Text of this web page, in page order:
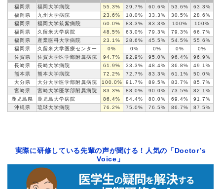
福岡県
福岡大学病院 55.3% 29.7% 60.6% 53.6%
63.3%
福岡県
九州大学病院 23.6% 18.0% 33.3% 30.5%
28.6%
福岡県
福岡大学筑紫病院 60.0% 83.3% 83.3% 100%
100%
福岡県
久留米大学病院 48.5% 63.0% 79.3% 79.3%
66.7%
福岡県
産業医科大学病院 23.1% 28.6% 45.5% 54.5%
55.6%
福岡県
久留米大学医療センター 0% 0% 0% 0%
0%
佐賀県
佐賀大学医学部附属病院 94.7% 92.9% 95.0% 96.4%
96.9%
長崎県
長崎大学病院 61.9% 33.3% 48.4% 36.8%
49.1%
熊本県
熊本大学病院 72.2% 72.7% 83.3% 61.1%
50.0%
大分県
大分大学医学部附属病院 100.0% 91.7% 89.5% 83.7%
85.7%
宮崎県
宮崎大学医学部附属病院 83.3% 88.0% 90.0% 73.5%
82.1%
鹿児島県
鹿児島大学病院 86.4% 84.4% 80.0% 69.4%
91.7%
沖縄県
琉球大学病院 76.2% 75.0% 76.5% 86.7% 87.5%
実際に研修している先輩の声が聞ける！人気の「Doctor’s
Voice」